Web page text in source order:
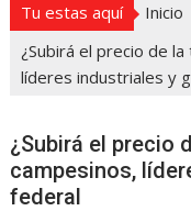
Tu estas aquí Inicio
¿Subirá el precio de
líderes industriales y
¿Subirá el precio
campesinos,
federal